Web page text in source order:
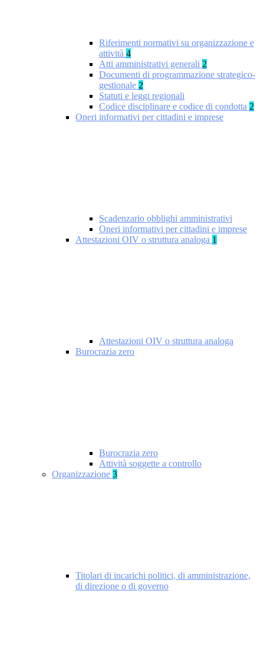
Riferimenti normativi su organizzazione e
attività 4
Atti amministrativi generali 2
Documenti di programmazione strategico-
gestionale 2
Statuti e leggi regionali
Codice disciplinare e codice di condotta 2
Oneri informativi per cittadini e imprese
Scadenzario obblighi amministrativi
Oneri informativi per cittadini e imprese
Attestazioni OIV o struttura analoga 1
Attestazioni OIV o struttura analoga
Burocrazia zero
Burocrazia zero
Attività soggette a controllo
Organizzazione 3
Titolari di incarichi politici, di amministrazione,
di direzione o di governo